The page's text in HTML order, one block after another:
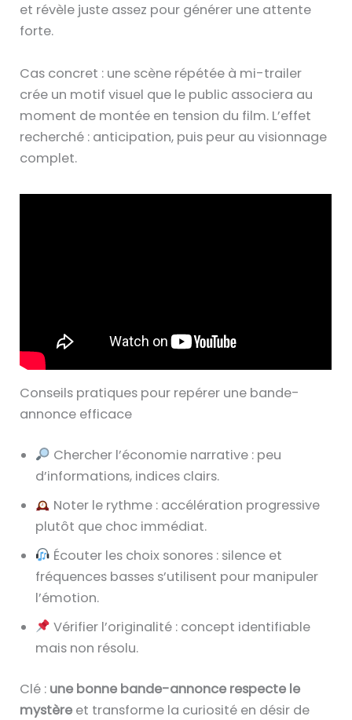
et révèle juste assez pour générer une attente
forte.
Cas concret : une scène répétée à mi-trailer
crée un motif visuel que le public associera au
moment de montée en tension du film. L’effet
recherché : anticipation, puis peur au visionnage
complet.
Conseils pratiques pour repérer une bande-
annonce efficace
Chercher l’économie narrative : peu
d’informations, indices clairs.
Noter le rythme : accélération progressive
plutôt que choc immédiat.
Écouter les choix sonores : silence et
fréquences basses s’utilisent pour manipuler
l’émotion.
Vérifier l’originalité : concept identifiable
mais non résolu.
Clé : une bonne bande-annonce respecte le
mystère et transforme la curiosité en désir de